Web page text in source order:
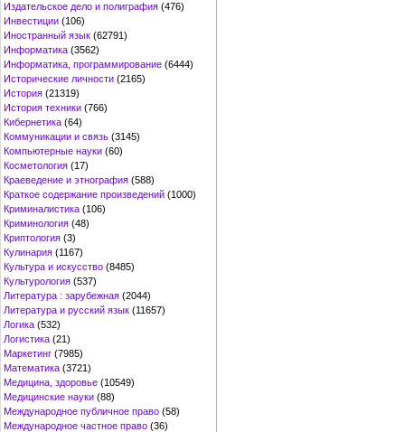
Издательское дело и полиграфия (476)
Инвестиции (106)
Иностранный язык (62791)
Информатика (3562)
Информатика, программирование (6444)
Исторические личности (2165)
История (21319)
История техники (766)
Кибернетика (64)
Коммуникации и связь (3145)
Компьютерные науки (60)
Косметология (17)
Краеведение и этнография (588)
Краткое содержание произведений (1000)
Криминалистика (106)
Криминология (48)
Криптология (3)
Кулинария (1167)
Культура и искусство (8485)
Культурология (537)
Литература : зарубежная (2044)
Литература и русский язык (11657)
Логика (532)
Логистика (21)
Маркетинг (7985)
Математика (3721)
Медицина, здоровье (10549)
Медицинские науки (88)
Международное публичное право (58)
Международное частное право (36)